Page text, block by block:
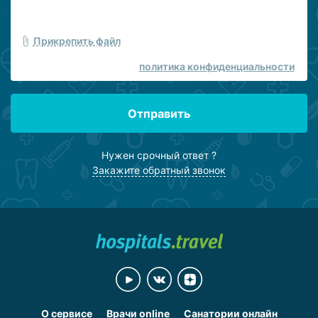
Прикрепить файл
политика конфиденциальности
Отправить
Нужен срочный ответ ?
Закажите обратный звонок
О сервисе Врачи online Санатории онлайн